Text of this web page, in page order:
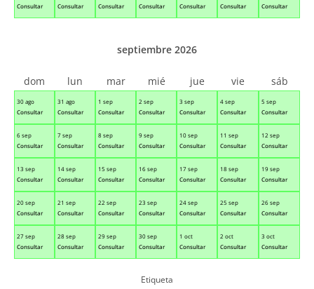
Consultar
Consultar
Consultar
Consultar
Consultar
Consultar
Consultar
30 ago
Consultar
31 ago
Consultar
1 sep
Consultar
2 sep
Consultar
3 sep
Consultar
4 sep
Consultar
5 sep
Consultar
6 sep
Consultar
7 sep
Consultar
8 sep
Consultar
9 sep
Consultar
10 sep
Consultar
11 sep
Consultar
12 sep
Consultar
13 sep
Consultar
14 sep
Consultar
15 sep
Consultar
16 sep
Consultar
17 sep
Consultar
18 sep
Consultar
19 sep
Consultar
20 sep
Consultar
21 sep
Consultar
22 sep
Consultar
23 sep
Consultar
24 sep
Consultar
25 sep
Consultar
26 sep
Consultar
27 sep
Consultar
28 sep
Consultar
29 sep
Consultar
30 sep
Consultar
1 oct
Consultar
2 oct
Consultar
3 oct
Consultar
septiembre 2026
dom lun mar mié jue vie sáb
Etiqueta